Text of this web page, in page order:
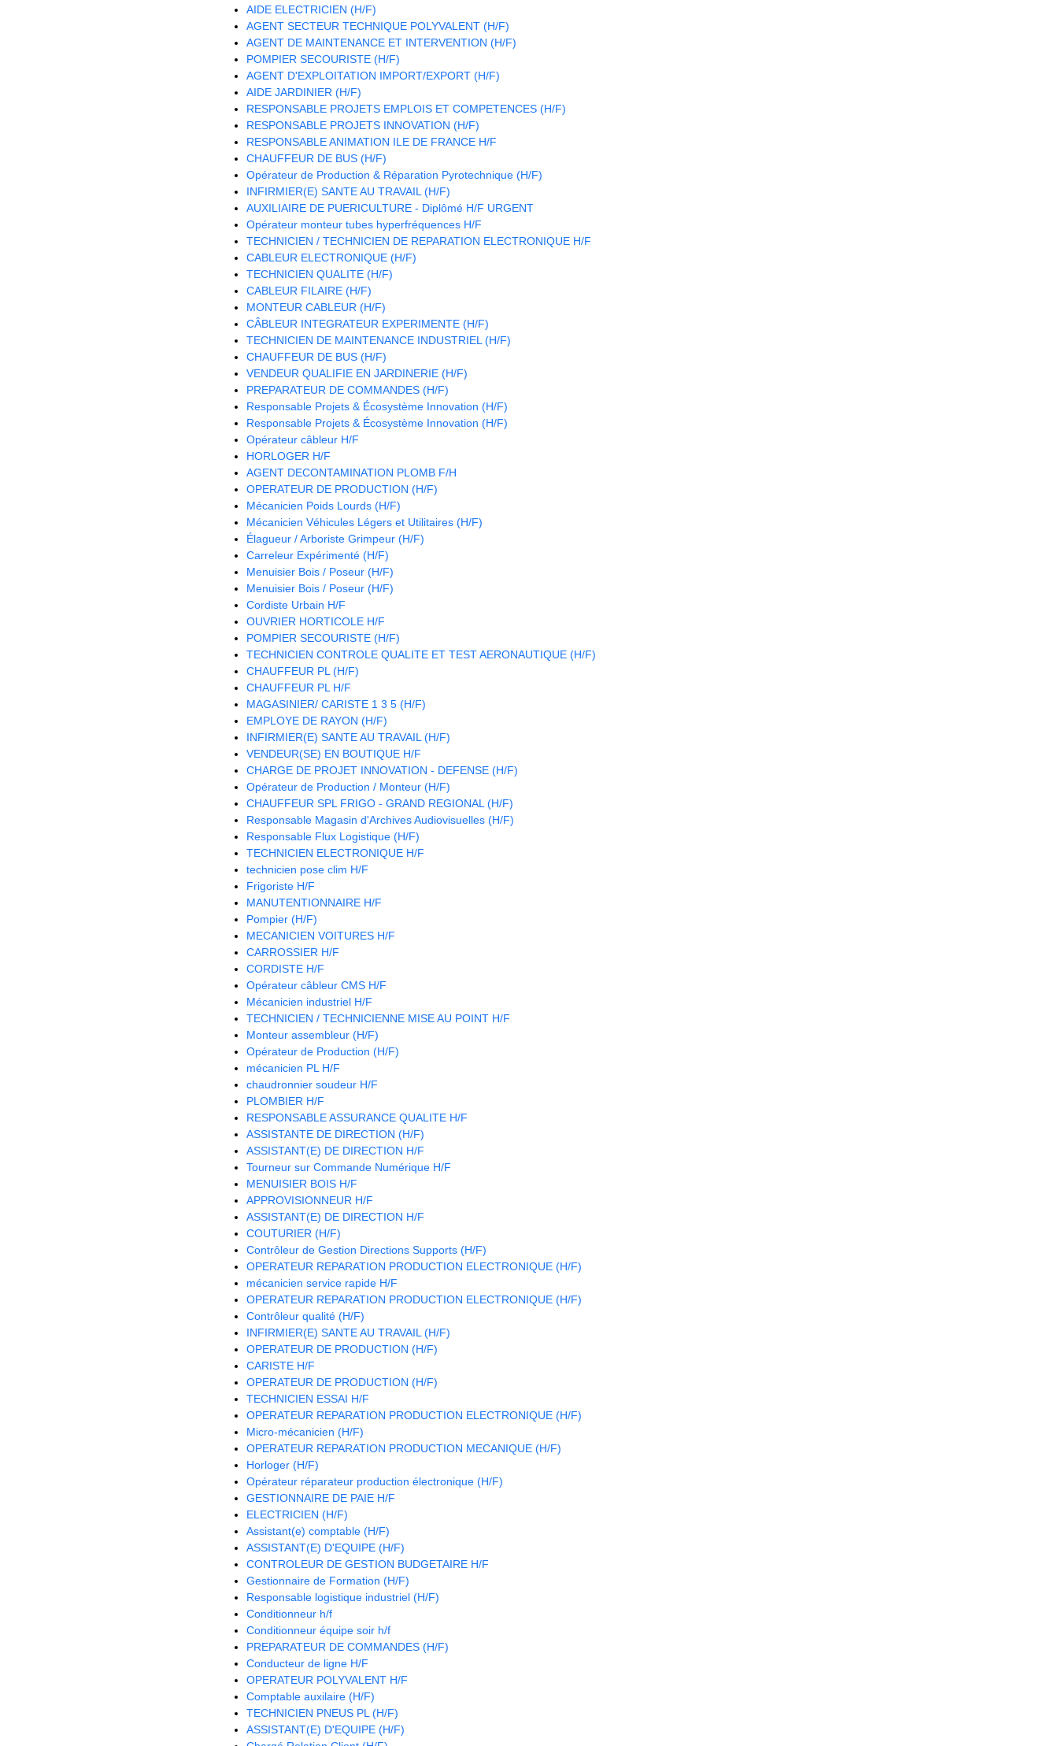
AIDE ELECTRICIEN (H/F)
AGENT SECTEUR TECHNIQUE POLYVALENT (H/F)
AGENT DE MAINTENANCE ET INTERVENTION (H/F)
POMPIER SECOURISTE (H/F)
AGENT D'EXPLOITATION IMPORT/EXPORT (H/F)
AIDE JARDINIER (H/F)
RESPONSABLE PROJETS EMPLOIS ET COMPETENCES (H/F)
RESPONSABLE PROJETS INNOVATION (H/F)
RESPONSABLE ANIMATION ILE DE FRANCE H/F
CHAUFFEUR DE BUS (H/F)
Opérateur de Production & Réparation Pyrotechnique (H/F)
INFIRMIER(E) SANTE AU TRAVAIL (H/F)
AUXILIAIRE DE PUERICULTURE - Diplômé H/F URGENT
Opérateur monteur tubes hyperfréquences H/F
TECHNICIEN / TECHNICIEN DE REPARATION ELECTRONIQUE H/F
CABLEUR ELECTRONIQUE (H/F)
TECHNICIEN QUALITE (H/F)
CABLEUR FILAIRE (H/F)
MONTEUR CABLEUR (H/F)
CÂBLEUR INTEGRATEUR EXPERIMENTE (H/F)
TECHNICIEN DE MAINTENANCE INDUSTRIEL (H/F)
CHAUFFEUR DE BUS (H/F)
VENDEUR QUALIFIE EN JARDINERIE (H/F)
PREPARATEUR DE COMMANDES (H/F)
Responsable Projets & Écosystème Innovation (H/F)
Responsable Projets & Écosystème Innovation (H/F)
Opérateur câbleur H/F
HORLOGER H/F
AGENT DECONTAMINATION PLOMB F/H
OPERATEUR DE PRODUCTION (H/F)
Mécanicien Poids Lourds (H/F)
Mécanicien Véhicules Légers et Utilitaires (H/F)
Élagueur / Arboriste Grimpeur (H/F)
Carreleur Expérimenté (H/F)
Menuisier Bois / Poseur (H/F)
Menuisier Bois / Poseur (H/F)
Cordiste Urbain H/F
OUVRIER HORTICOLE H/F
POMPIER SECOURISTE (H/F)
TECHNICIEN CONTROLE QUALITE ET TEST AERONAUTIQUE (H/F)
CHAUFFEUR PL (H/F)
CHAUFFEUR PL H/F
MAGASINIER/ CARISTE 1 3 5 (H/F)
EMPLOYE DE RAYON (H/F)
INFIRMIER(E) SANTE AU TRAVAIL (H/F)
VENDEUR(SE) EN BOUTIQUE H/F
CHARGE DE PROJET INNOVATION - DEFENSE (H/F)
Opérateur de Production / Monteur (H/F)
CHAUFFEUR SPL FRIGO - GRAND REGIONAL (H/F)
Responsable Magasin d'Archives Audiovisuelles (H/F)
Responsable Flux Logistique (H/F)
TECHNICIEN ELECTRONIQUE H/F
technicien pose clim H/F
Frigoriste H/F
MANUTENTIONNAIRE H/F
Pompier (H/F)
MECANICIEN VOITURES H/F
CARROSSIER H/F
CORDISTE H/F
Opérateur câbleur CMS H/F
Mécanicien industriel H/F
TECHNICIEN / TECHNICIENNE MISE AU POINT H/F
Monteur assembleur (H/F)
Opérateur de Production (H/F)
mécanicien PL H/F
chaudronnier soudeur H/F
PLOMBIER H/F
RESPONSABLE ASSURANCE QUALITE H/F
ASSISTANTE DE DIRECTION (H/F)
ASSISTANT(E) DE DIRECTION H/F
Tourneur sur Commande Numérique H/F
MENUISIER BOIS H/F
APPROVISIONNEUR H/F
ASSISTANT(E) DE DIRECTION H/F
COUTURIER (H/F)
Contrôleur de Gestion Directions Supports (H/F)
OPERATEUR REPARATION PRODUCTION ELECTRONIQUE (H/F)
mécanicien service rapide H/F
OPERATEUR REPARATION PRODUCTION ELECTRONIQUE (H/F)
Contrôleur qualité (H/F)
INFIRMIER(E) SANTE AU TRAVAIL (H/F)
OPERATEUR DE PRODUCTION (H/F)
CARISTE H/F
OPERATEUR DE PRODUCTION (H/F)
TECHNICIEN ESSAI H/F
OPERATEUR REPARATION PRODUCTION ELECTRONIQUE (H/F)
Micro-mécanicien (H/F)
OPERATEUR REPARATION PRODUCTION MECANIQUE (H/F)
Horloger (H/F)
Opérateur réparateur production électronique (H/F)
GESTIONNAIRE DE PAIE H/F
ELECTRICIEN (H/F)
Assistant(e) comptable (H/F)
ASSISTANT(E) D'EQUIPE (H/F)
CONTROLEUR DE GESTION BUDGETAIRE H/F
Gestionnaire de Formation (H/F)
Responsable logistique industriel (H/F)
Conditionneur h/f
Conditionneur équipe soir h/f
PREPARATEUR DE COMMANDES (H/F)
Conducteur de ligne H/F
OPERATEUR POLYVALENT H/F
Comptable auxilaire (H/F)
TECHNICIEN PNEUS PL (H/F)
ASSISTANT(E) D'EQUIPE (H/F)